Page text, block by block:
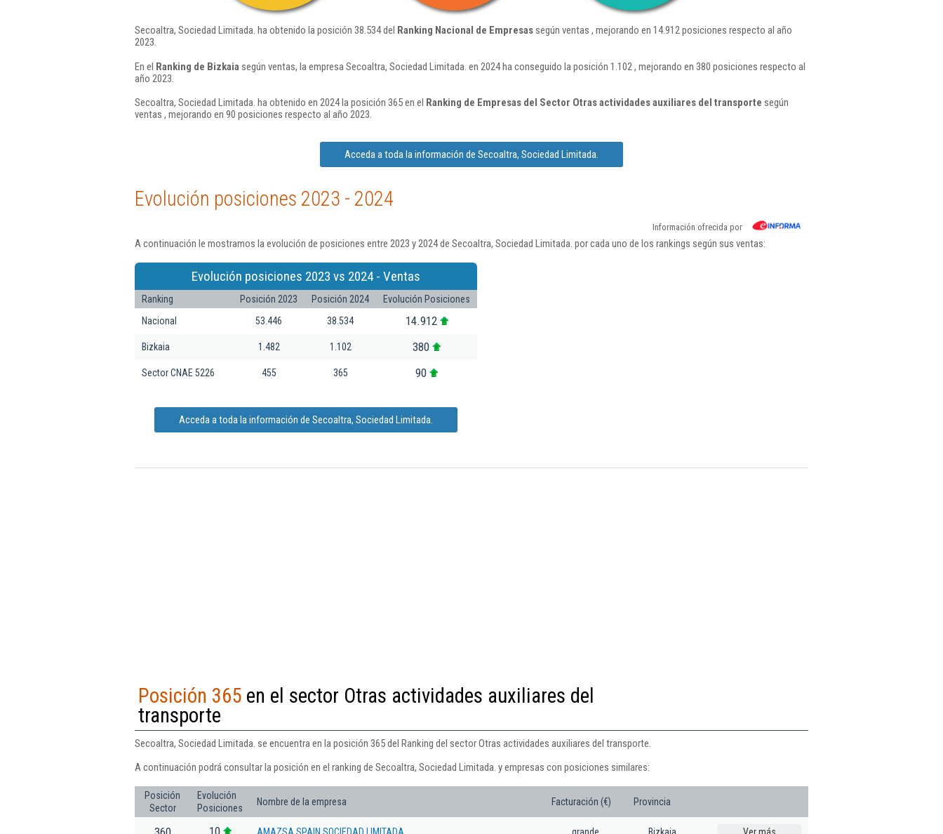
Secoaltra, Sociedad Limitada. ha obtenido la posición 38.534 del Ranking Nacional de Empresassegún ventas , mejorando en 14.912 posiciones respecto al año
2023.
En el Ranking de Bizkaia según ventas, la empresa Secoaltra, Sociedad Limitada. en 2024 ha conseguido la posición 1.102 , mejorando en 380 posiciones respecto al
año 2023.
Secoaltra, Sociedad Limitada. ha obtenido en 2024 la posición 365 en el Ranking de Empresas del Sector Otras actividades auxiliares del transporte según
ventas , mejorando en 90 posiciones respecto al año 2023.
Acceda a toda la información de Secoaltra, Sociedad Limitada.
Evolución posiciones 2023 - 2024
Información ofrecida por
A continuación le mostramos la evolución de posiciones entre 2023 y 2024 de Secoaltra, Sociedad Limitada. por cada uno de los rankings según sus ventas:
Evolución posiciones 2023 vs 2024 - Ventas
Ranking Posición 2023 Posición 2024
Evolución Posiciones
Nacional
53.446 38.534 14.912
Bizkaia 1.482 1.102 380
Sector CNAE 5226 455 365 90
Acceda a toda la información de Secoaltra, Sociedad Limitada.
Posición 365 en el sector Otras actividades auxiliares del
transporte
Secoaltra, Sociedad Limitada. se encuentra en la posición 365 del Ranking del sector Otras actividades auxiliares del transporte.
A continuación podrá consultar la posición en el ranking de Secoaltra, Sociedad Limitada. y empresas con posiciones similares:
Posición
Sector
Evolución
Posiciones
Nombre de la empresa Facturación (€) Provincia
10 AMAZSA SPAIN SOCIEDAD LIMITADA. grande Bizkaia Ver más